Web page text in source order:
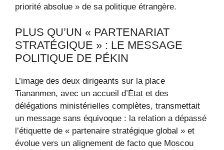
priorité absolue » de sa politique étrangère.
PLUS QU’UN « PARTENARIAT
STRATÉGIQUE » : LE MESSAGE
POLITIQUE DE PÉKIN
L’image des deux dirigeants sur la place
Tiananmen, avec un accueil d’État et des
délégations ministérielles complètes, transmettait
un message sans équivoque : la relation a dépassé
l’étiquette de « partenaire stratégique global » et
évolue vers un alignement de facto que Moscou